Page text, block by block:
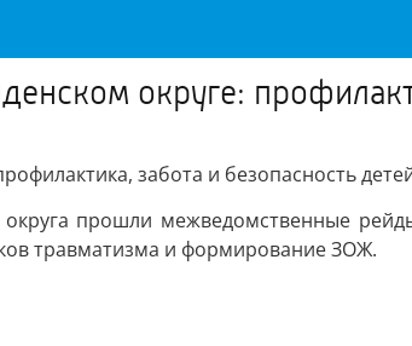
округе:
забота и безопасность
прошли межведомственные
травматизма и формирование ЗОЖ.